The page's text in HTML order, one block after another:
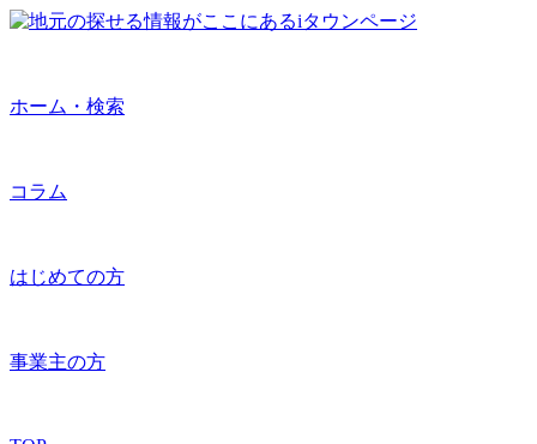
ホーム・検索
コラム
はじめての方
事業主の方